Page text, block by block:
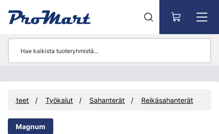
Tuotteet Työkalut Sahanterät Reikäsahanterät
Magnum